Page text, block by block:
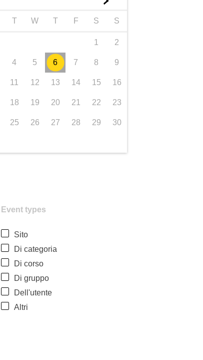
T W T F S S
1 2
4 5 6 7 8 9
11 12 13 14 15 16
18 19 20 21 22 23
25 26 27 28 29 30
Event types
Sito
Di categoria
Di corso
Di gruppo
Dell'utente
Altri